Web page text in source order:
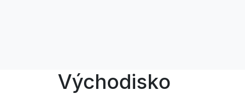
Východisko